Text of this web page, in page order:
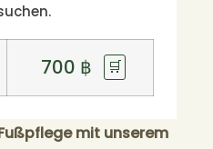
700 ฿ 🛒
mit unserem